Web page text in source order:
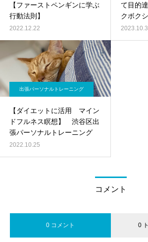
【ファーストペンギンに学ぶ
行動法則】
2022.12.22
て目的
クボク
出張パーソナルトレーニング
【ダイエットに活用 マイン
ドフルネス瞑想】 渋谷区出
張パーソナルトレーニング
2022.10.25
コメント
0 コメント 0